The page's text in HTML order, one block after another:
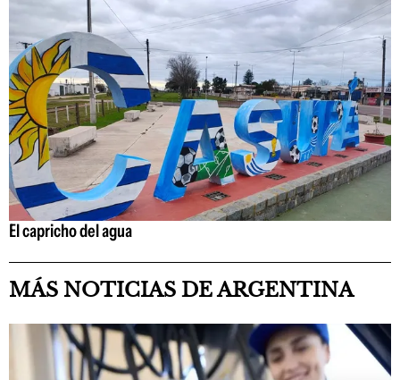
El capricho del agua
MÁS NOTICIAS DE ARGENTINA